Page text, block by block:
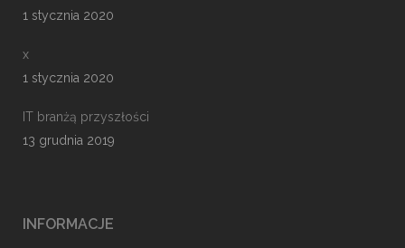
1 stycznia 2020
x
1 stycznia 2020
IT branżą przyszłości
13 grudnia 2019
INFORMACJE